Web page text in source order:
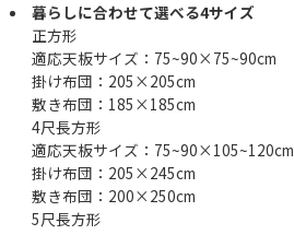
暮らしに合わせて選べる4サイズ
正方形
適応天板サイズ：75~90×75~90cm
掛け布団：205×205cm
敷き布団：185×185cm
4尺長方形
適応天板サイズ：75~90×105~120cm
掛け布団：205×245cm
敷き布団：200×250cm
5尺長方形